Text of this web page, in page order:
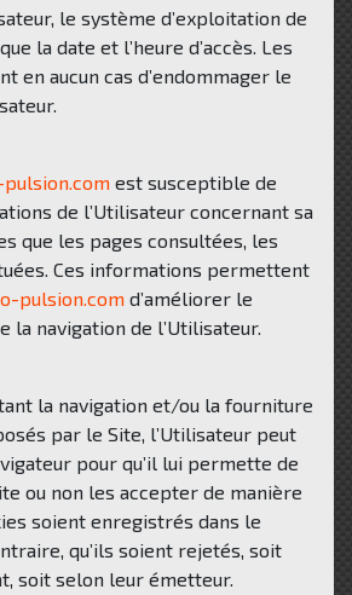
le système d’exploitation de
la date et l’heure d’accès. Les
en aucun cas d’endommager le
est susceptible de
de l’Utilisateur concernant sa
que les pages consultées, les
Ces informations permettent
pulsion.com d’améliorer le
la navigation de l’Utilisateur.
la navigation et/ou la fourniture
par le Site, l’Utilisateur peut
pour qu’il lui permette de
ou non les accepter de manière
soient enregistrés dans le
qu’ils soient rejetés, soit
soit selon leur émetteur.